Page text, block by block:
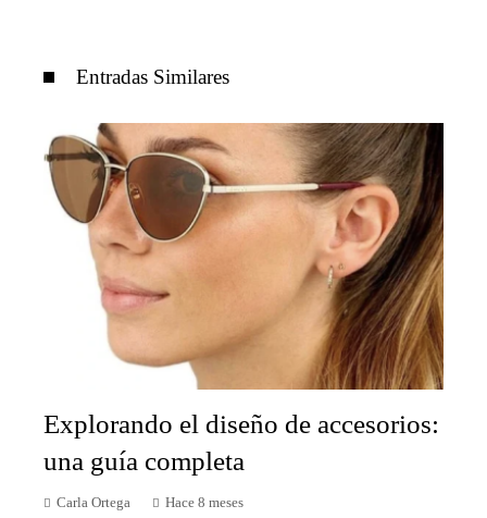
Entradas Similares
Explorando el diseño de accesorios:
una guía completa
Carla Ortega Hace 8 meses